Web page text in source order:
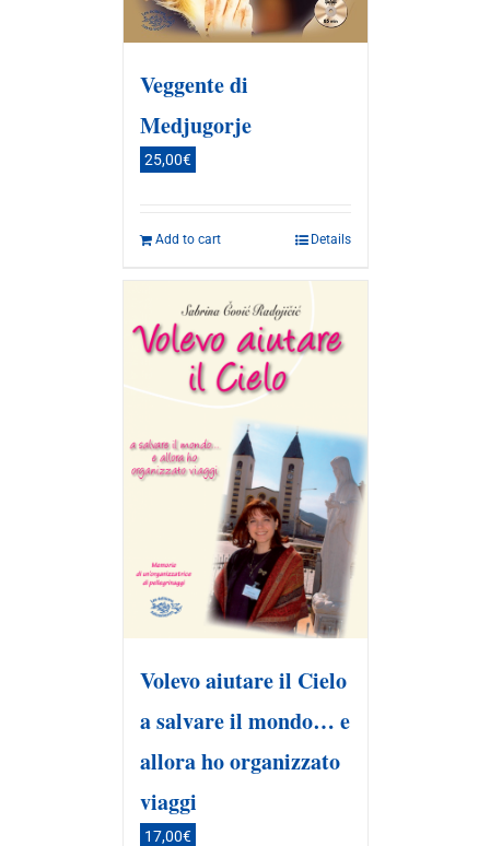
Veggente di
Medjugorje
25,00€
Add to cart Details
Volevo aiutare il Cielo
a salvare il mondo… e
allora ho organizzato
viaggi
17,00€